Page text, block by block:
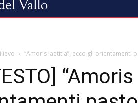
“Amoris laetitia”, ecco gli orientamenti